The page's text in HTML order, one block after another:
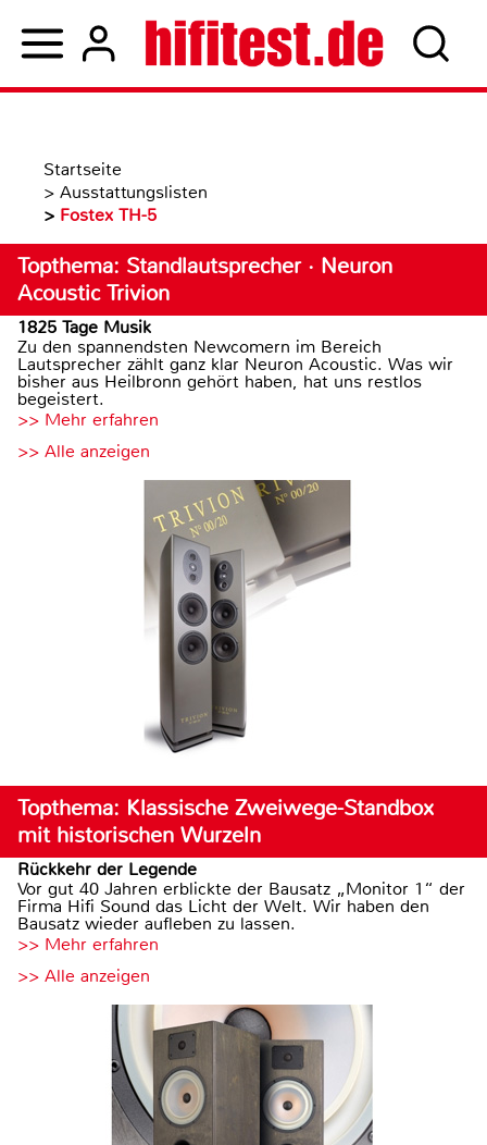
Startseite
> Ausstattungslisten
> Fostex TH-5
Topthema: Standlautsprecher · Neuron
Acoustic Trivion
1825 Tage Musik
Zu den spannendsten Newcomern im Bereich
Lautsprecher zählt ganz klar Neuron Acoustic. Was wir
bisher aus Heilbronn gehört haben, hat uns restlos
begeistert.
>> Mehr erfahren
>> Alle anzeigen
Topthema: Klassische Zweiwege-Standbox
mit historischen Wurzeln
Rückkehr der Legende
Vor gut 40 Jahren erblickte der Bausatz „Monitor 1“ der
Firma Hifi Sound das Licht der Welt. Wir haben den
Bausatz wieder aufleben zu lassen.
>> Mehr erfahren
>> Alle anzeigen